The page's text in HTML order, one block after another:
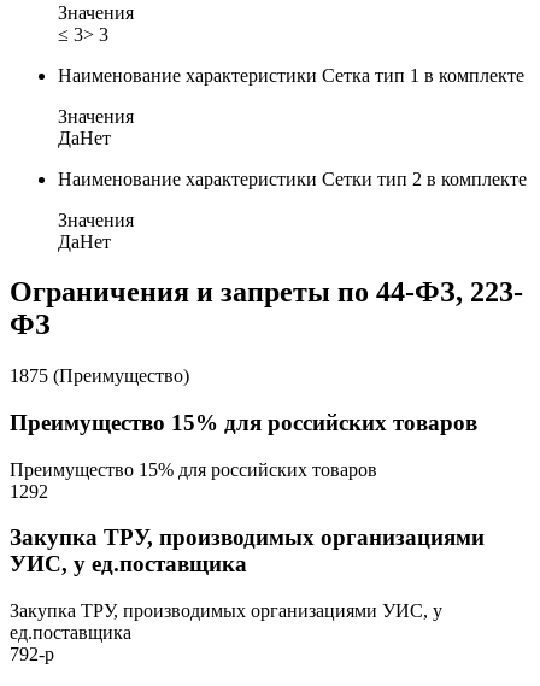
Значения
≤ 3> 3
Наименование характеристики Сетка тип 1 в комплекте
Значения
ДаНет
Наименование характеристики Сетки тип 2 в комплекте
Значения
ДаНет
Ограничения и запреты по 44-ФЗ, 223-
ФЗ
1875 (Преимущество)
Преимущество 15% для российских товаров
Преимущество 15% для российских товаров
1292
Закупка ТРУ, производимых организациями
УИС, у ед.поставщика
Закупка ТРУ, производимых организациями УИС, у
ед.поставщика
792-р